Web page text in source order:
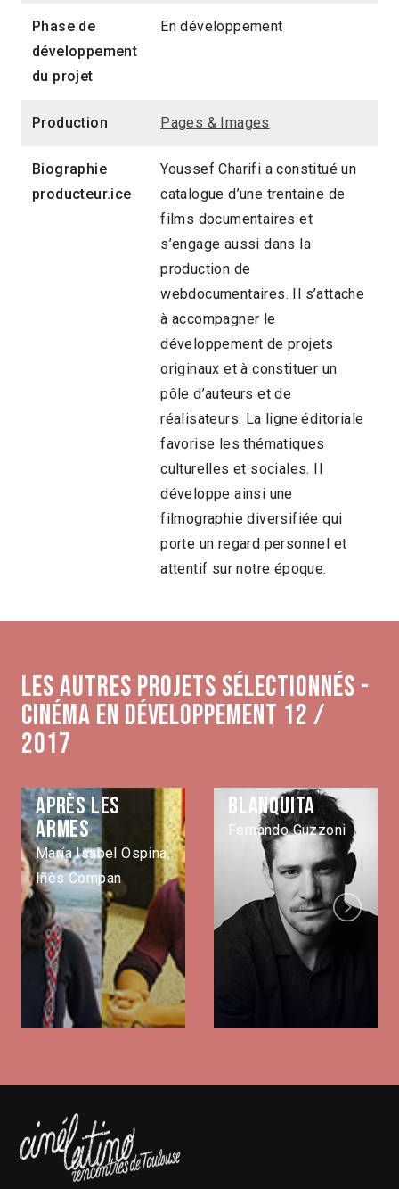
Phase de
développement
du projet
En développement
Production Pages & Images
Biographie
producteur.ice
Youssef Charifi a constitué un
catalogue d’une trentaine de
films documentaires et
s’engage aussi dans la
production de
webdocumentaires. Il s’attache
à accompagner le
développement de projets
originaux et à constituer un
pôle d’auteurs et de
réalisateurs. La ligne éditoriale
favorise les thématiques
culturelles et sociales. Il
développe ainsi une
filmographie diversifiée qui
porte un regard personnel et
attentif sur notre époque.
Les autres projets sélectionnés -
Cinéma en développement 12 /
2017
Après les
armes
María Isabel Ospina,
Iñès Compan
Blanquita
Fernando Guzzoni
Next